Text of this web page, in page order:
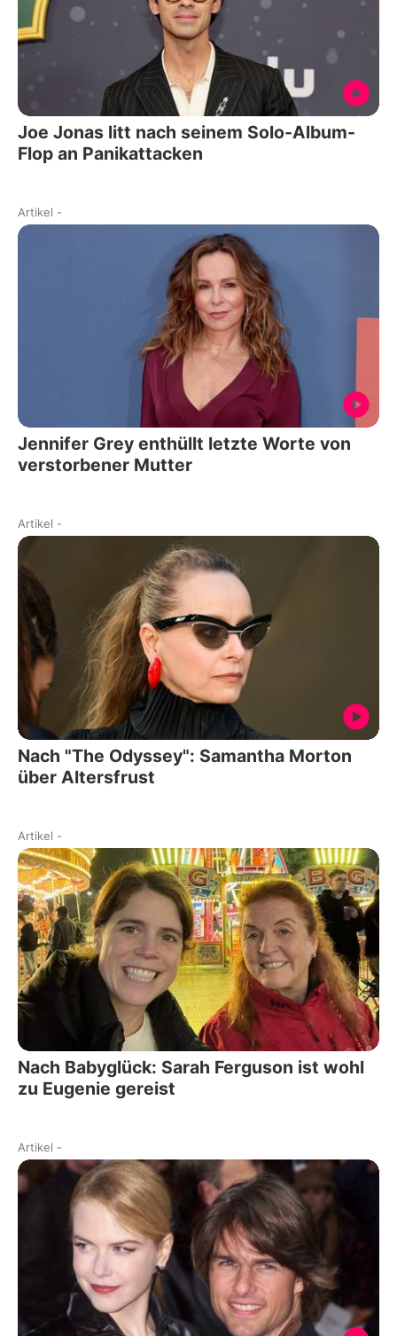
Joe Jonas litt nach seinem Solo-Album-
Flop an Panikattacken
Artikel -
Jennifer Grey enthüllt letzte Worte von
verstorbener Mutter
Artikel -
Nach "The Odyssey": Samantha Morton
über Altersfrust
Artikel -
Nach Babyglück: Sarah Ferguson ist wohl
zu Eugenie gereist
Artikel -